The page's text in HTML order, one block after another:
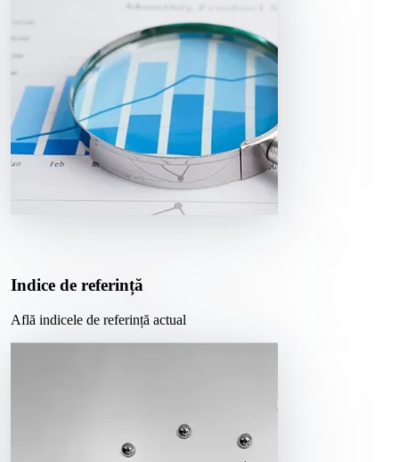
Indice de referință
Află indicele de referință actual